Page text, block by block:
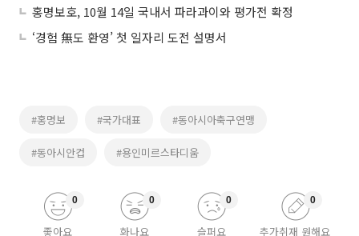
홍명보호, 10월 14일 국내서 파라과이와 평가전 확정
‘경험 無도 환영’ 첫 일자리 도전 설명서
#홍명보 #국가대표 #동아시아축구연맹
#동아시안컵 #용인미르스타디움
좋아요
0
화나요
0
슬퍼요
0
추가취재 원해요
0